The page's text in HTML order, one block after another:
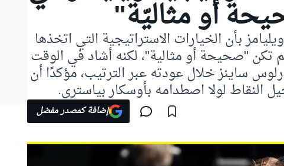
أو مثاليّة"
بأن الخيارات الاستراتيجية التي اتخذها
تكن "صحيحة أو مثالية"، لكنه أشاد في الوقت
ساينز خلال عودته عبر الترتيب، مؤكدًا أن
النقاط لولا اصطدامه بأوسكار بياستري.
إضافة كمصدر مفضل